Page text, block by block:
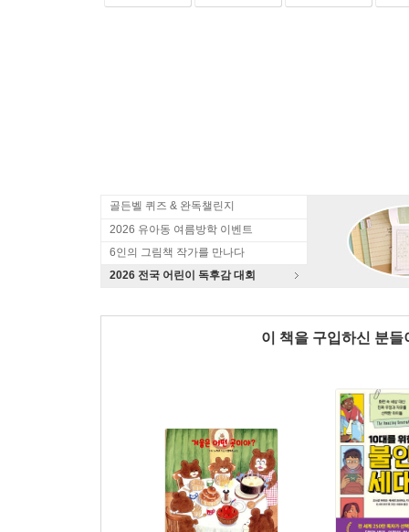
골든벨 퀴즈 & 완독챌린지
2026 유아동 여름방학 이벤트
6인의 그림책 작가를 만나다
2026 전국 어린이 독후감 대회
이 책을 구입하신 분